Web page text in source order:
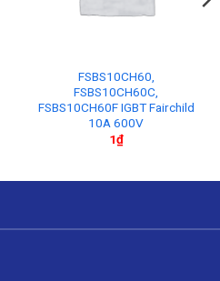
FSBS10CH60,
FSBS10CH60C,
FSBS10CH60F IGBT Fairchild
10A 600V
1₫